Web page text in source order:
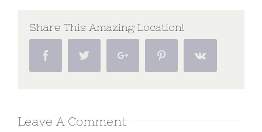
Share This Amazing Location!
Facebook Twitter Google+ Pinterest Vk
Leave A Comment